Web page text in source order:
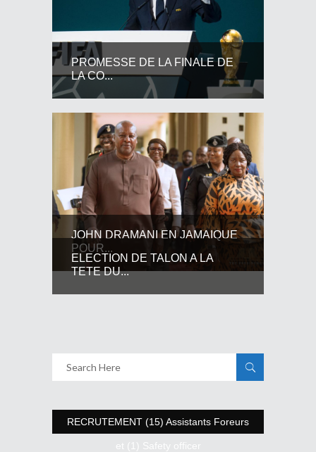
PROMESSE DE LA FINALE DE
LA CO...
JOHN DRAMANI EN JAMAIQUE
POUR...
ELECTION DE TALON A LA
TETE DU...
RECRUTEMENT (15) Assistants Foreurs
et (1) Safety officer